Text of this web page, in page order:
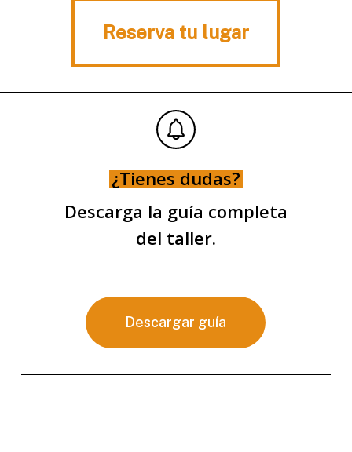
Reserva tu lugar
Reserva tu lugar
¿Tienes dudas?
Descarga la guía completa
del taller.
Descargar guía